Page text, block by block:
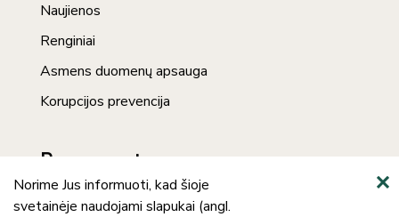
Naujienos
Renginiai
Asmens duomenų apsauga
Korupcijos prevencija
Prenumerata
Norime Jus informuoti, kad šioje
svetainėje naudojami slapukai (angl.